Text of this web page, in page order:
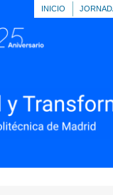
INICIO